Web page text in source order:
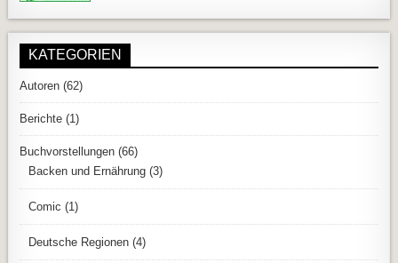
KATEGORIEN
Autoren (62)
Berichte (1)
Buchvorstellungen (66)
Backen und Ernährung (3)
Comic (1)
Deutsche Regionen (4)